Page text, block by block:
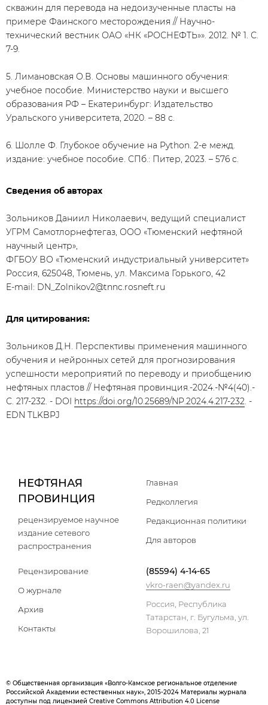
скважин для перевода на недоизученные пласты на
примере Фаинского месторождения // Научно-
технический вестник ОАО «НК «РОСНЕФТЬ»». 2012. № 1. С.
7-9.
5. Лимановская О.В. Основы машинного обучения:
учебное пособие. Министерство науки и высшего
образования РФ – Екатеринбург: Издательство
Уральского университета, 2020. – 88 с.
6. Шолле Ф. Глубокое обучение на Python. 2-е межд.
издание: учебное пособие. СПб.: Питер, 2023. – 576 c.
Сведения об авторах
Зольников Даниил Николаевич, ведущий специалист
УГРМ Самотлорнефтегаз, ООО «Тюменский нефтяной
научный центр»,
ФГБОУ ВО «Тюменский индустриальный университет»
Россия, 625048, Тюмень, ул. Максима Горького, 42
E-mail: DN_Zolnikov2@tnnc.rosneft.ru
Для цитирования:
Зольников Д.Н. Перспективы применения машинного
обучения и нейронных сетей для прогнозирования
успешности мероприятий по переводу и приобщению
нефтяных пластов // Нефтяная провинция.-2024.-№4(40).-
С. 217-232. - DOI https://doi.org/10.25689/NP.2024.4.217-232. -
EDN TLKBPJ
НЕФТЯНАЯ
ПРОВИНЦИЯ
рецензируемое научное
издание сетевого
распространения
Главная
Редколлегия
Редакционная политики
Для авторов
Рецензирование
О журнале
Архив
Контакты
(85594) 4-14-65
vkro-raen@yandex.ru
Россия, Республика
Татарстан, г. Бугульма, ул.
Ворошилова, 21
© Общественная организация «Волго-Камское региональное отделение
Российской Академии естественных наук», 2015-2024 Материалы журнала
доступны под лицензией Creative Commons Attribution 4.0 License